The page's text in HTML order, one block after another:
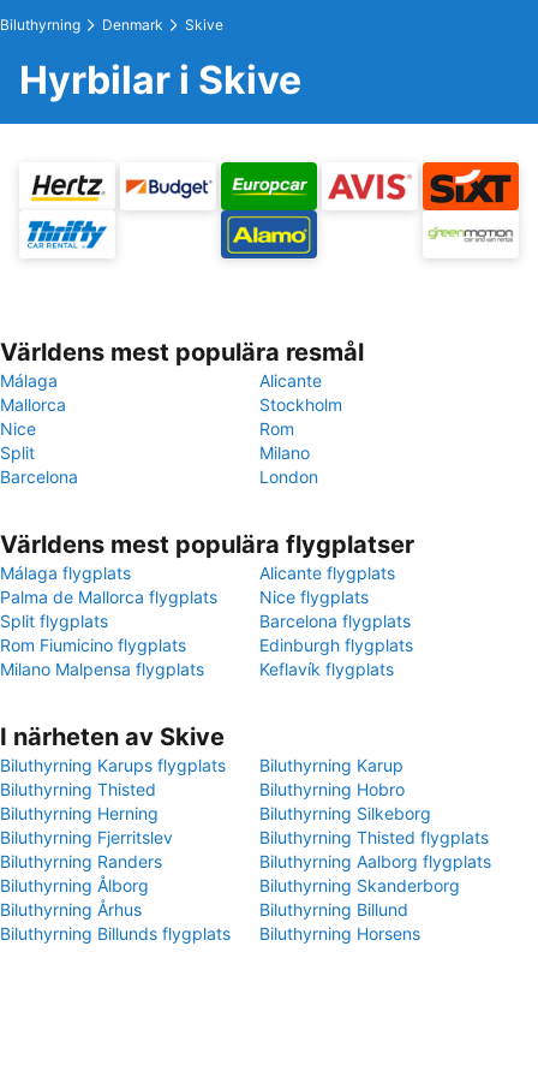
Biluthyrning Denmark Skive
Hyrbilar i Skive
Världens mest populära resmål
Málaga
Alicante
Mallorca
Stockholm
Nice
Rom
Split
Milano
Barcelona
London
Världens mest populära flygplatser
Málaga flygplats
Alicante flygplats
Palma de Mallorca flygplats
Nice flygplats
Split flygplats
Barcelona flygplats
Rom Fiumicino flygplats
Edinburgh flygplats
Milano Malpensa flygplats
Keflavík flygplats
I närheten av Skive
Biluthyrning Karups flygplats
Biluthyrning Karup
Biluthyrning Thisted
Biluthyrning Hobro
Biluthyrning Herning
Biluthyrning Silkeborg
Biluthyrning Fjerritslev
Biluthyrning Thisted flygplats
Biluthyrning Randers
Biluthyrning Aalborg flygplats
Biluthyrning Ålborg
Biluthyrning Skanderborg
Biluthyrning Århus
Biluthyrning Billund
Biluthyrning Billunds flygplats
Biluthyrning Horsens